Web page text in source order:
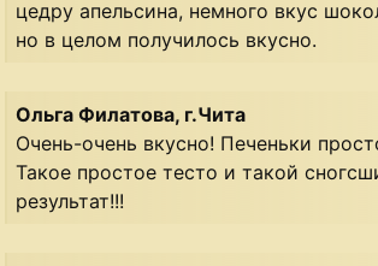
цедру апельсина, немного вкус
но в целом получилось вкусно.
Ольга Филатова, г.Чита
Очень-очень вкусно! Печеньки
Такое простое тесто и такой
результат!!!